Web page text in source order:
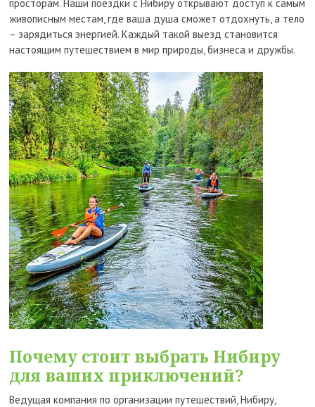
просторам. Наши поездки с Нибиру открывают доступ к самым
живописным местам, где ваша душа сможет отдохнуть, а тело
– зарядиться энергией. Каждый такой выезд становится
настоящим путешествием в мир природы, бизнеса и дружбы.
Почему стоит выбрать Нибиру
для ваших приключений?
Ведущая компания по организации путешествий, Нибиру,